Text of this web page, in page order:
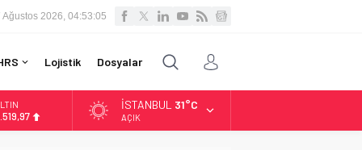
Ağustos 2026, 04:53:06
Lojistik Dosyalar
İSTANBUL 31°C
AÇIK